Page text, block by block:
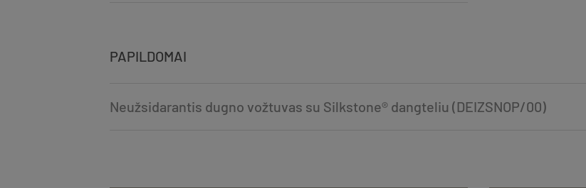
PAPILDOMAI
Neužsidarantis dugno vožtuvas su Silkstone® dangteliu (DEIZSNOP/00)